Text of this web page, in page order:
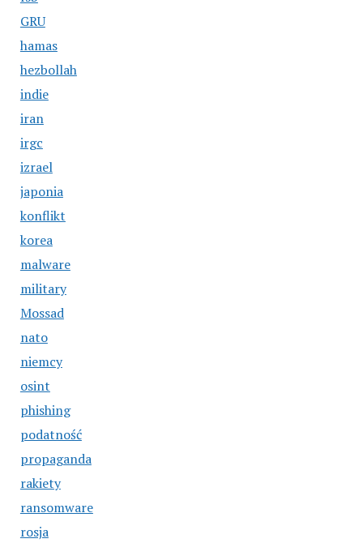
GRU
hamas
hezbollah
indie
iran
irgc
izrael
japonia
konflikt
korea
malware
military
Mossad
nato
niemcy
osint
phishing
podatność
propaganda
rakiety
ransomware
rosja